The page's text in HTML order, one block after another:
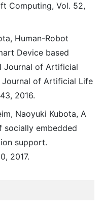
Computing, Vol. 52,
Human-Robot
Device based
Journal of Artificial
Journal of Artificial Life
2016.
Naoyuki Kubota, A
socially embedded
support.
2017.